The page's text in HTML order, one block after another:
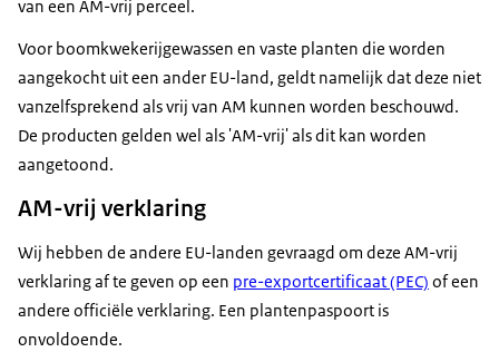
van een AM-vrij perceel.
Voor boomkwekerijgewassen en vaste planten die worden
aangekocht uit een ander EU-land, geldt namelijk dat deze niet
vanzelfsprekend als vrij van AM kunnen worden beschouwd.
De producten gelden wel als 'AM-vrij' als dit kan worden
aangetoond.
AM-vrij verklaring
Wij hebben de andere EU-landen gevraagd om deze AM-vrij
verklaring af te geven op een pre-exportcertificaat (PEC) of een
andere officiële verklaring. Een plantenpaspoort is
onvoldoende.